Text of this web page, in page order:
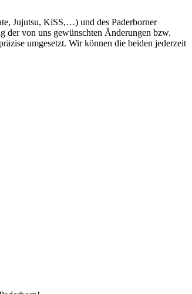
Jujutsu, KiSS,…) und des Paderborner
der von uns gewünschten Änderungen bzw.
umgesetzt. Wir können die beiden jederzeit